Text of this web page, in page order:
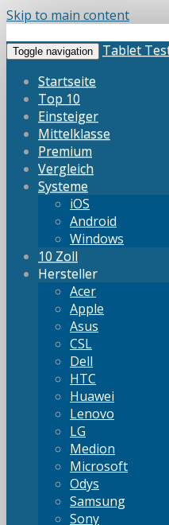
Skip to main content
Toggle navigation
Tablet
Startseite
Top 10
Einsteiger
Mittelklasse
Premium
Vergleich
Systeme
iOS
Android
Windows
10 Zoll
Hersteller
Acer
Apple
Asus
CSL
Dell
HTC
Huawei
Lenovo
LG
Medion
Microsoft
Odys
Samsung
Sony